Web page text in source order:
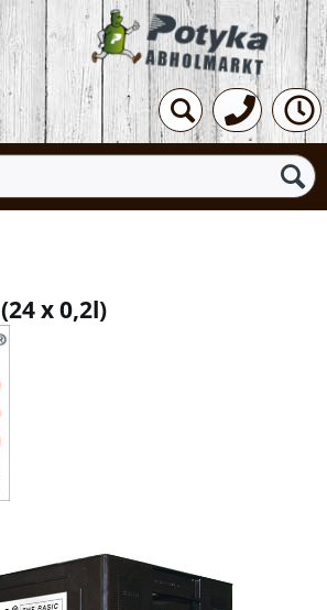
(24 x 0,2l)